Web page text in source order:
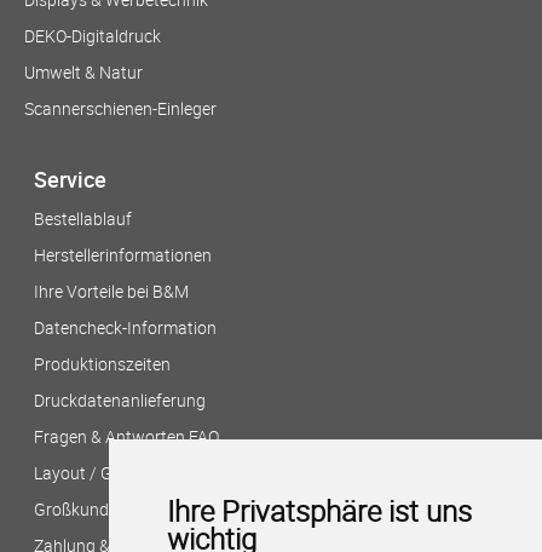
Ihre Privatsphäre ist uns
wichtig
DEKO-Digitaldruck
Umwelt & Natur
Scannerschienen-Einleger
Service
Bestellablauf
Herstellerinformationen
Ihre Vorteile bei B&M
Datencheck-Information
Produktionszeiten
Druckdatenanlieferung
Fragen & Antworten FAQ
Layout / Gestaltung?
Großkunden/Filialversand
Zahlung & Versand